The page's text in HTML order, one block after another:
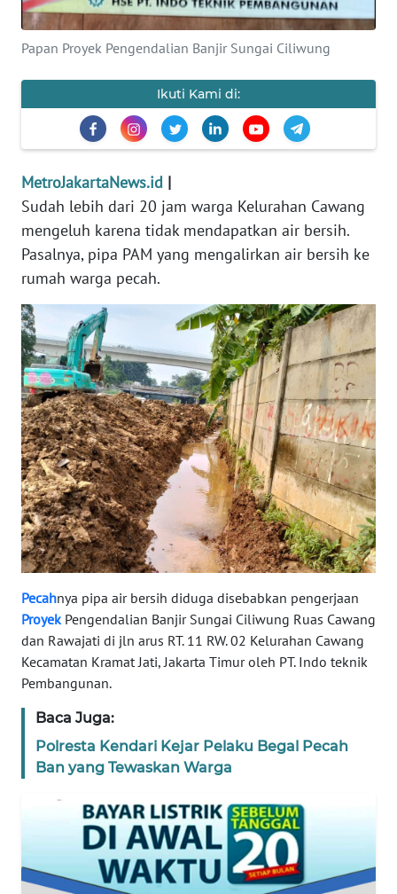
Papan Proyek Pengendalian Banjir Sungai Ciliwung
Ikuti Kami di:
MetroJakartaNews.id |
Sudah lebih dari 20 jam warga Kelurahan Cawang
mengeluh karena tidak mendapatkan air bersih.
Pasalnya, pipa PAM yang mengalirkan air bersih ke
rumah warga pecah.
Pecahnya pipa air bersih diduga disebabkan pengerjaan
Proyek Pengendalian Banjir Sungai Ciliwung Ruas Cawang
dan Rawajati di jln arus RT. 11 RW. 02 Kelurahan Cawang
Kecamatan Kramat Jati, Jakarta Timur oleh PT. Indo teknik
Pembangunan.
Baca Juga:
Polresta Kendari Kejar Pelaku Begal Pecah
Ban yang Tewaskan Warga
KONTAK
KAMI
PEDOMAN
MEDIA
SIBER
KARIR
DISCLAIMER
Wahana
News
Regional
WN
SUMUT
WN
JAKARTA
WN
JABAR
BANTEN
WN